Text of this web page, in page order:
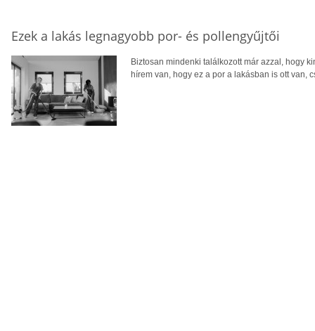
Ezek a lakás legnagyobb por- és pollengyűjtői
Biztosan mindenki találkozott már azzal, hogy
hírem van, hogy ez a por a lakásban is ott van,